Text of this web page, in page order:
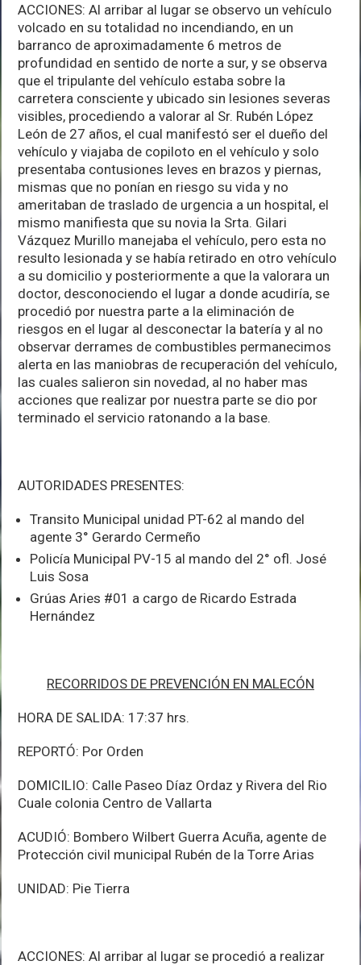
ACCIONES: Al arribar al lugar se observo un vehículo
volcado en su totalidad no incendiando, en un
barranco de aproximadamente 6 metros de
profundidad en sentido de norte a sur, y se observa
que el tripulante del vehículo estaba sobre la
carretera consciente y ubicado sin lesiones severas
visibles, procediendo a valorar al Sr. Rubén López
León de 27 años, el cual manifestó ser el dueño del
vehículo y viajaba de copiloto en el vehículo y solo
presentaba contusiones leves en brazos y piernas,
mismas que no ponían en riesgo su vida y no
ameritaban de traslado de urgencia a un hospital, el
mismo manifiesta que su novia la Srta. Gilari
Vázquez Murillo manejaba el vehículo, pero esta no
resulto lesionada y se había retirado en otro vehículo
a su domicilio y posteriormente a que la valorara un
doctor, desconociendo el lugar a donde acudiría, se
procedió por nuestra parte a la eliminación de
riesgos en el lugar al desconectar la batería y al no
observar derrames de combustibles permanecimos
alerta en las maniobras de recuperación del vehículo,
las cuales salieron sin novedad, al no haber mas
acciones que realizar por nuestra parte se dio por
terminado el servicio ratonando a la base.
AUTORIDADES PRESENTES:
Transito Municipal unidad PT-62 al mando del
agente 3° Gerardo Cermeño
Policía Municipal PV-15 al mando del 2° ofl. José
Luis Sosa
Grúas Aries #01 a cargo de Ricardo Estrada
Hernández
RECORRIDOS DE PREVENCIÓN EN MALECÓN
HORA DE SALIDA: 17:37 hrs.
REPORTÓ: Por Orden
DOMICILIO: Calle Paseo Díaz Ordaz y Rivera del Rio
Cuale colonia Centro de Vallarta
ACUDIÓ: Bombero Wilbert Guerra Acuña, agente de
Protección civil municipal Rubén de la Torre Arias
UNIDAD: Pie Tierra
ACCIONES: Al arribar al lugar se procedió a realizar